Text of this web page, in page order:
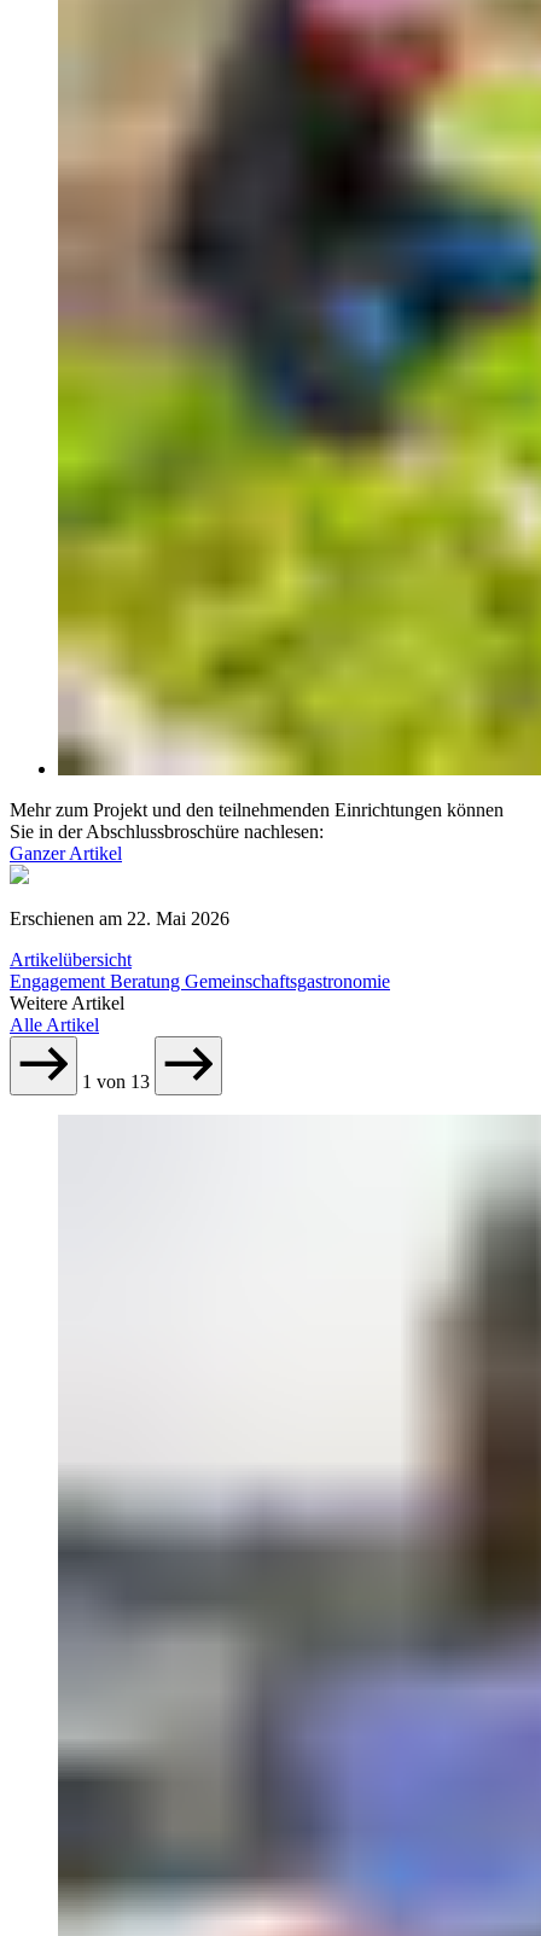
Mehr zum Projekt und den teilnehmenden Einrichtungen können
Sie in der Abschlussbroschüre nachlesen:
Ganzer Artikel
Erschienen am 22. Mai 2026
Artikelübersicht
Engagement Beratung Gemeinschaftsgastronomie
Weitere Artikel
Alle Artikel
1 von 13